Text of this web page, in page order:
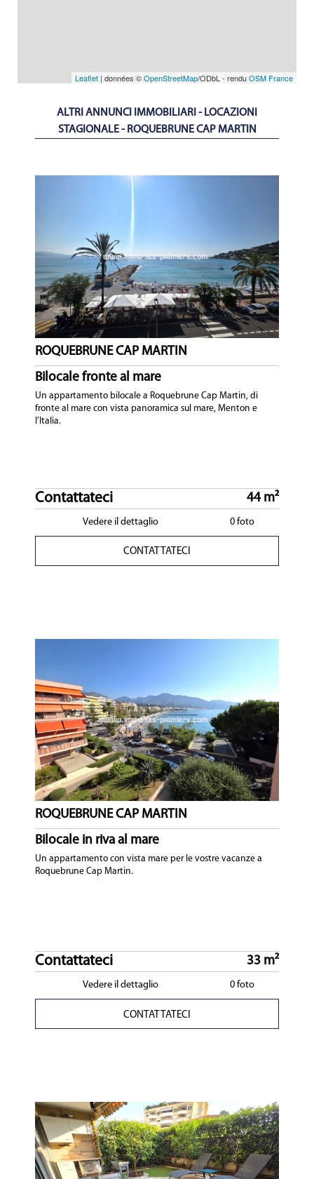
Leaflet | données ©OpenStreetMap/ODbL - renduOSM France
ALTRI ANNUNCI IMMOBILIARI - LOCAZIONI
STAGIONALE - ROQUEBRUNE CAP MARTIN
ROQUEBRUNE CAP MARTIN
Bilocale fronte al mare
Un appartamento bilocale a Roquebrune Cap Martin, di
fronte al mare con vista panoramica sul mare, Menton e
l’Italia.
Contattateci 44 m²
Vedere il dettaglio 0 foto
CONTATTATECI
ROQUEBRUNE CAP MARTIN
Bilocale in riva al mare
Un appartamento con vista mare per le vostre vacanze a
Roquebrune Cap Martin.
Contattateci 33 m²
Vedere il dettaglio 0 foto
CONTATTATECI